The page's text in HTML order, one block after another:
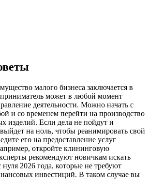
малого бизнеса заключается в
может в любой момент
деятельности. Можно начать с
и со временем перейти на производство
изделий. Если дела не пойдут и
на ноль, чтобы реанимировать свой
его на предоставление услуг
откройте клининговую
рекомендуют новичкам искать
нуля 2026 года, которые не требуют
инвестиций. В таком случае вы